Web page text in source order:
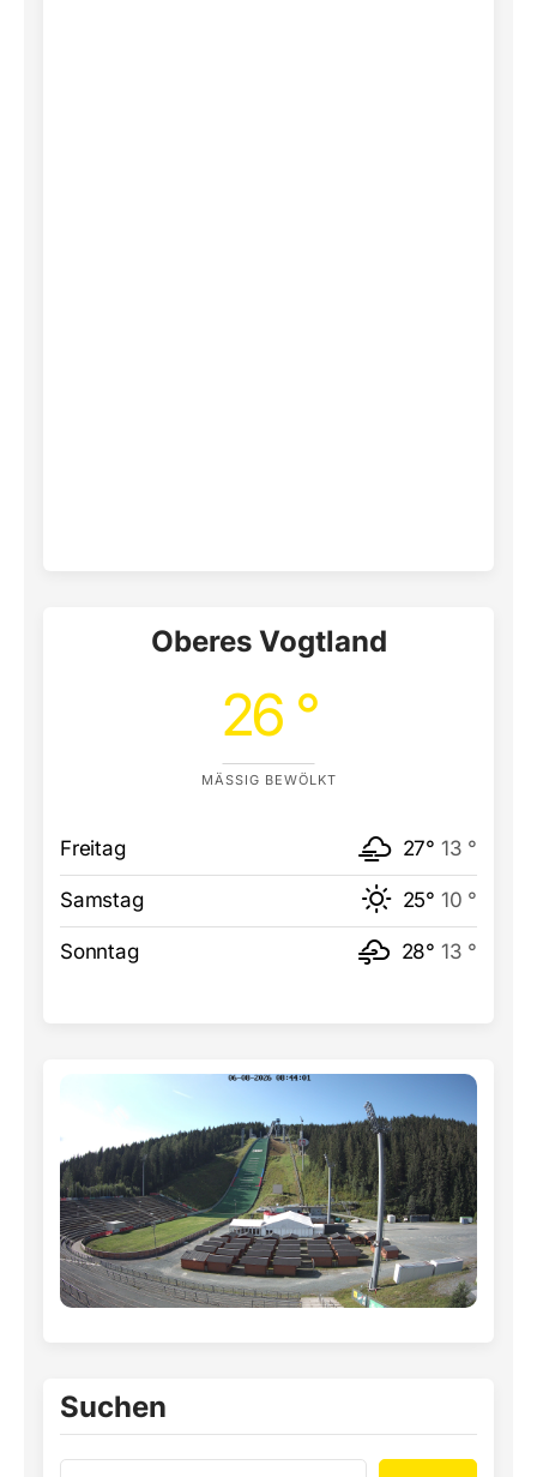
Oberes Vogtland
26 °
MÄSSIG BEWÖLKT
Freitag 27° 13 °
Samstag 25° 10 °
Sonntag 28° 13 °
Suchen